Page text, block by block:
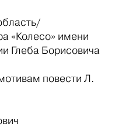
«Колесо» имени
Глеба Борисовича
повести Л.